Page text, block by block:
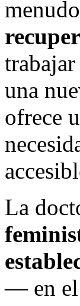
una
ofrece
La
— en el